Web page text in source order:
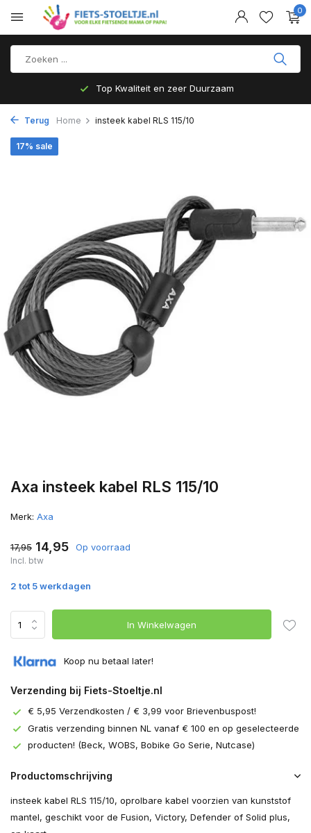
0
Gratis verzending binnen NL
Terug Home insteek kabel RLS 115/10
Axa insteek kabel RLS 115/10
17% sale
Merk: Axa
17,95 14,95 Op voorraad
Incl. btw
2 tot 5 werkdagen
In Winkelwagen
Koop nu betaal later!
Verzending bij Fiets-Stoeltje.nl
€ 5,95 Verzendkosten / € 3,99 voor Brievenbuspost!
Gratis verzending binnen NL vanaf € 100 en op geselecteerde
producten! (Beck, WOBS, Bobike Go Serie, Nutcase)
Productomschrijving
insteek kabel RLS 115/10, oprolbare kabel voorzien van kunststof
mantel, geschikt voor de Fusion, Victory, Defender of Solid plus,